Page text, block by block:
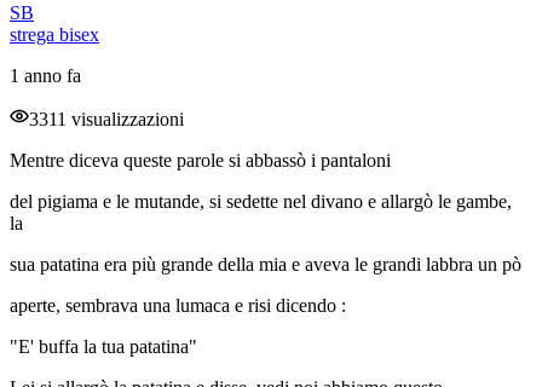
SB
strega bisex
1 anno fa
3311 visualizzazioni
Mentre diceva queste parole si abbassò i pantaloni
del pigiama e le mutande, si sedette nel divano e allargò le gambe,
la
sua patatina era più grande della mia e aveva le grandi labbra un pò
aperte, sembrava una lumaca e risi dicendo :
"E' buffa la tua patatina"